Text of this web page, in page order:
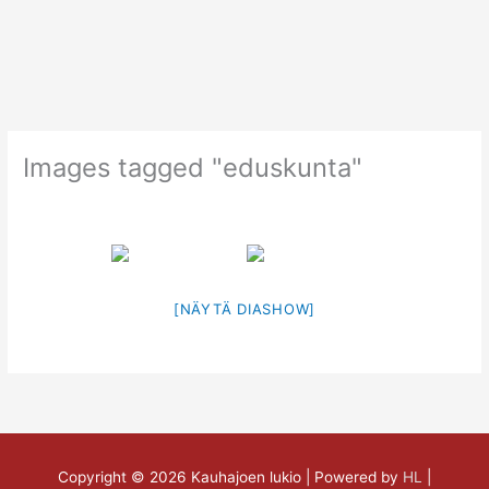
Images tagged "eduskunta"
[NÄYTÄ DIASHOW]
Copyright © 2026 Kauhajoen lukio | Powered by HL